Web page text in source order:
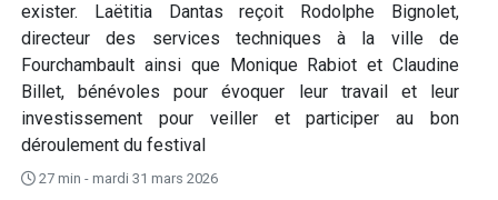
exister. Laëtitia Dantas reçoit Rodolphe Bignolet,
directeur des services techniques à la ville de
Fourchambault ainsi que Monique Rabiot et Claudine
Billet, bénévoles pour évoquer leur travail et leur
investissement pour veiller et participer au bon
déroulement du festival
27 min - mardi 31 mars 2026